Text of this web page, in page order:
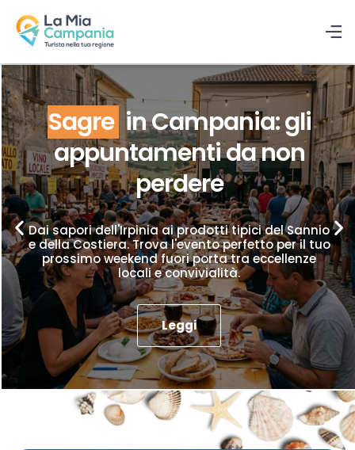
Sagre in Campania: gli
appuntamenti da non
perdere
Dai sapori dell'Irpinia ai prodotti tipici del Sannio
e della Costiera. Trova l'evento perfetto per il tuo
prossimo weekend fuori porta tra eccellenze
locali e convivialità.
Leggi